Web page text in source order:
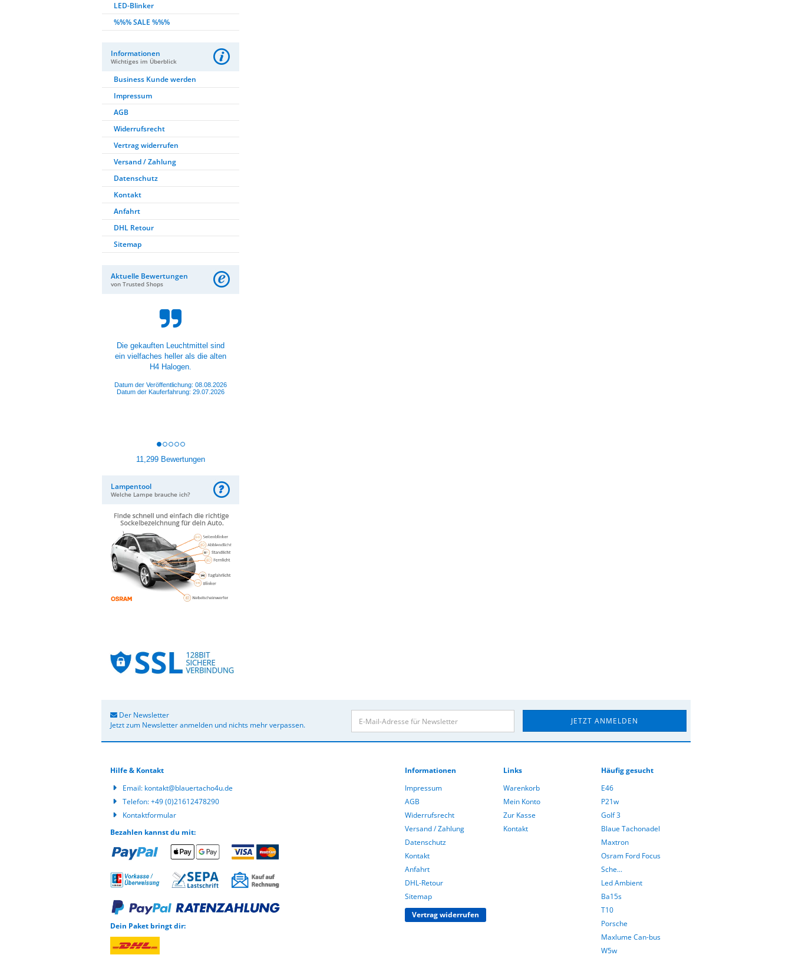
LED-Blinker
%%% SALE %%%
Informationen
Wichtiges im Überblick
Business Kunde werden
Impressum
AGB
Widerrufsrecht
Vertrag widerrufen
Versand / Zahlung
Datenschutz
Kontakt
Anfahrt
DHL Retour
Sitemap
Aktuelle Bewertungen
von Trusted Shops
Die gekauften Leuchtmittel sind
ein vielfaches heller als die alten
H4 Halogen.
Datum der Veröffentlichung: 08.08.2026
Datum der Kauferfahrung: 29.07.2026
11,299 Bewertungen
Lampentool
Welche Lampe brauche ich?
Der Newsletter
Jetzt zum Newsletter anmelden und nichts mehr verpassen.
Hilfe & Kontakt
Email: kontakt@blauertacho4u.de
Telefon:+49 (0)21612478290
Kontaktformular
Bezahlen kannst du mit:
Dein Paket bringt dir:
Informationen
Impressum
AGB
Widerrufsrecht
Versand / Zahlung
Datenschutz
Kontakt
Anfahrt
DHL-Retour
Sitemap
Vertrag widerrufen
Links
Warenkorb
Mein Konto
Zur Kasse
Kontakt
Häufig gesucht
E46
P21w
Golf 3
Blaue Tachonadel
Maxtron
Osram Ford Focus
Sche...
Led Ambient
Ba15s
T10
Porsche
Maxlume Can-bus
W5w